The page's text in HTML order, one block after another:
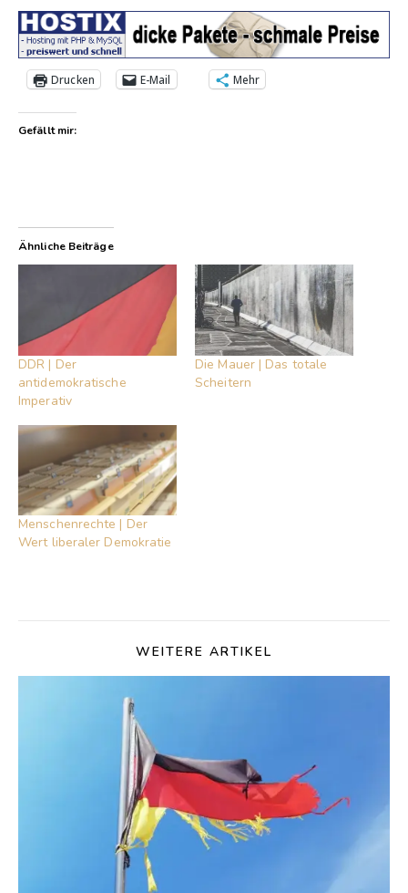
Drucken E-Mail Mehr
Gefällt mir:
Ähnliche Beiträge
DDR | Der
antidemokratische
Imperativ
Die Mauer | Das totale
Scheitern
Menschenrechte | Der
Wert liberaler Demokratie
WEITERE ARTIKEL